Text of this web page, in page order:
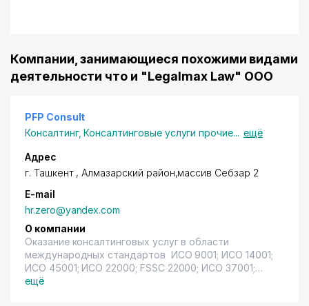
Компании, занимающиеся похожими видами
деятельности что и "Legalmax Law" ООО
PFP Consult
Консалтинг,Консалтинговые услуги прочие... ещё
Адрес
г. Ташкент ,Алмазарский район,массив Себзар 2
E-mail
hr.zero@yandex.com
О компании
Оказание консалтинговых услуг в области
международных стандартов ИСО 9001; ИСО 14001;
ИСО 45001; ИСО 22000; FSSC 22000; ИСО 37001;
HALAL, Global Gap и др.
ещё